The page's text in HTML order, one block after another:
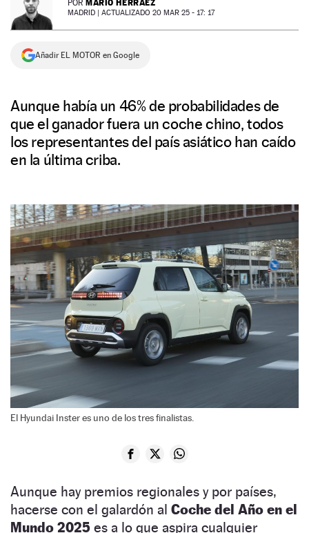
NEWSLETTER
SÍGUENOS
POR MARIO HERRÁEZ
MADRID | ACTUALIZADO 20 MAR 25 - 17: 17
Añadir EL MOTOR en Google
Aunque había un 46% de probabilidades de
que el ganador fuera un coche chino, todos
los representantes del país asiático han caído
en la última criba.
El Hyundai Inster es uno de los tres finalistas.
Aunque hay premios regionales y por países,
hacerse con el galardón al Coche del Año en el
Mundo 2025 es a lo que aspira cualquier